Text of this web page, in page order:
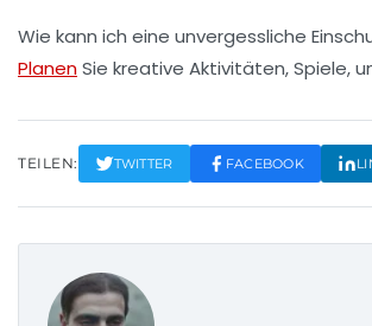
Wie kann ich eine unvergessliche
PlanenSie kreative Aktivitäten, Spiele,
TEILEN: TWITTER FACEBOOK